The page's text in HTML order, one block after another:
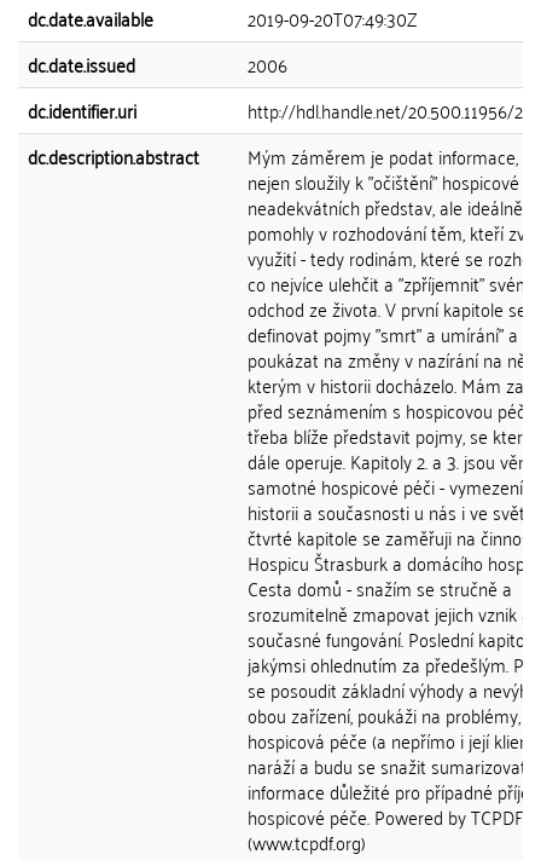
dc.date.available
2019-09-20T07:49:30Z
dc.date.issued
2006
dc.identifier.uri
http://hdl.handle.net/20.500.11956/
dc.description.abstract
Mým záměrem je podat informace,
nejen sloužily k "očištění" hospicové
neadekvátních představ, ale ideálně
pomohly v rozhodování těm, kteří
využití - tedy rodinám, které se
co nejvíce ulehčit a "zpříjemnit"
odchod ze života. V první kapitole se
definovat pojmy "smrt" a umírání" a
poukázat na změny v nazírání na ně,
kterým v historii docházelo. Mám za
před seznámením s hospicovou péčí
třeba blíže představit pojmy, se
dále operuje. Kapitoly 2. a 3. jsou
samotné hospicové péči - vymezení
historii a současnosti u nás i ve
čtvrté kapitole se zaměřuji na činnost
Hospicu Štrasburk a domácího
Cesta domů - snažím se stručně a
srozumitelně zmapovat jejich vznik a
současné fungování. Poslední
jakýmsi ohlednutím za předešlým.
se posoudit základní výhody a
obou zařízení, poukáži na problémy,
hospicová péče (a nepřímo i její
naráží a budu se snažit sumarizovat
informace důležité pro případné
hospicové péče. Powered by TCPDF
(www.tcpdf.org)